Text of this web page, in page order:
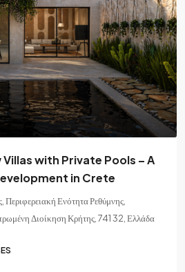
Villas with Private Pools – A
in Crete
Περιφερειακή Ενότητα Ρεθύμνης,
Διοίκηση Κρήτης, 741 32, Ελλάδα